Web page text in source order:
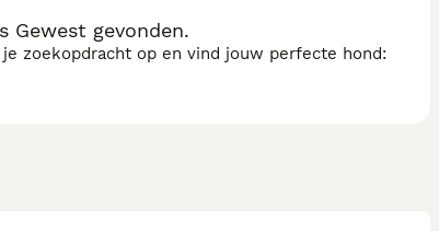
Gewest gevonden.
zoekopdracht op en vind jouw perfecte hond: